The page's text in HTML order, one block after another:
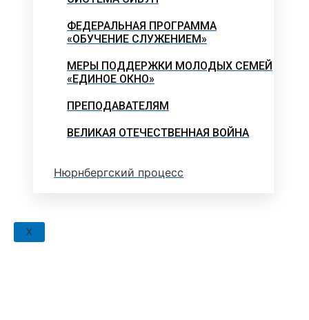
ФЕДЕРАЛЬНАЯ ПРОГРАММА
«ОБУЧЕНИЕ СЛУЖЕНИЕМ»
МЕРЫ ПОДДЕРЖКИ МОЛОДЫХ СЕМЕЙ
«ЕДИНОЕ ОКНО»
ПРЕПОДАВАТЕЛЯМ
ВЕЛИКАЯ ОТЕЧЕСТВЕННАЯ ВОЙНА
Нюрнбергский процесс
X